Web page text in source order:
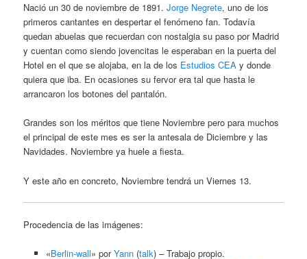
Nació un 30 de noviembre de 1891.Jorge Negrete, uno de los
primeros cantantes en despertar el fenómeno fan. Todavía
quedan abuelas que recuerdan con nostalgia su paso por Madrid
y cuentan como siendo jovencitas le esperaban en la puerta del
Hotel en el que se alojaba, en la de los Estudios CEA y donde
quiera que iba. En ocasiones su fervor era tal que hasta le
arrancaron los botones del pantalón.
Grandes son los méritos que tiene Noviembre pero para muchos
el principal de este mes es ser la antesala de Diciembre y las
Navidades. Noviembre ya huele a fiesta.
Y este año en concreto, Noviembre tendrá un Viernes 13.
Procedencia de las imágenes:
«Berlin-wall» porYann(talk) –Trabajo propio.